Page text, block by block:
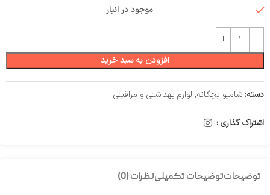
موجود در انبار
افزودن به سبد خرید
دسته: شامپو بچگانه, لوازم بهداشتی و مراقبتی
اشتراک گذاری :
توضیحاتتوضیحات تکمیلینظرات (0)